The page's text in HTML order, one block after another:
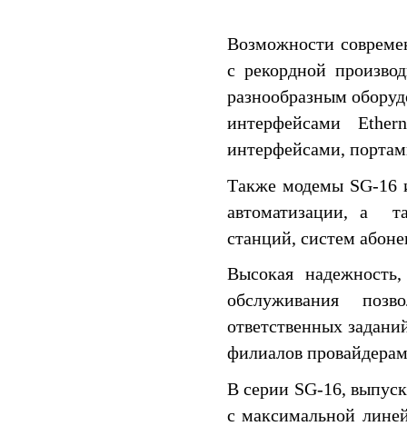
Возможности
с рекордной
разнообразным
интерфейсами
интерфейсами,
Также модемы SG-16
автоматизации, а
станций, систем
Высокая
обслуживания
ответственных
филиалов
В серии SG-16,
с максимальной